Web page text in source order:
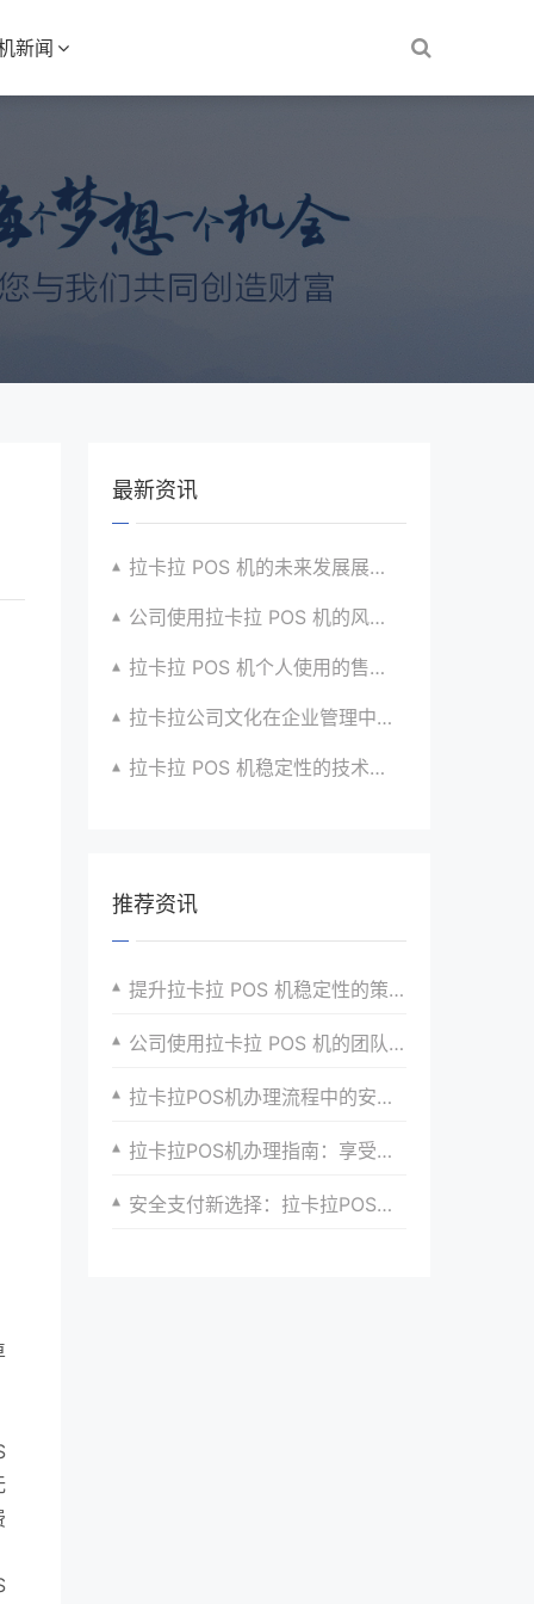
新闻
最新资讯
拉卡拉 POS 机的未来发展展望与战略规划
公司使用拉卡拉 POS 机的风险评估与应对
拉卡拉 POS 机个人使用的售后服务优化
拉卡拉公司文化在企业管理中的作用
拉卡拉 POS 机稳定性的技术创新与应用实践
推荐资讯
提升拉卡拉 POS 机稳定性的策略
公司使用拉卡拉 POS 机的团队培训
拉卡拉POS机办理流程中的安全保障措施
拉卡拉POS机办理指南：享受便捷支付新体验
安全支付新选择：拉卡拉POS机申请指南